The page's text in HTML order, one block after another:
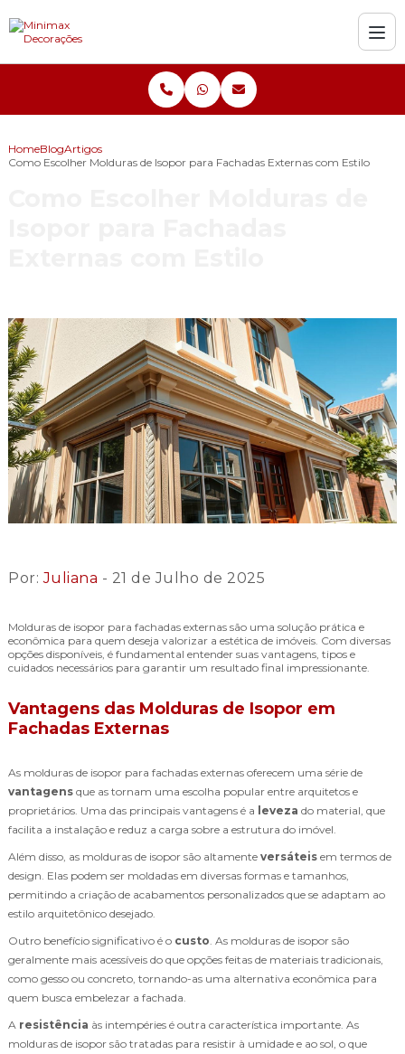
HomeBlogArtigos
Como Escolher Molduras de Isopor para Fachadas Externas com Estilo
Por:Juliana - 21 de Julho de 2025
Molduras de isopor para fachadas externas são uma solução prática e
econômica para quem deseja valorizar a estética de imóveis. Com diversas
opções disponíveis, é fundamental entender suas vantagens, tipos e
cuidados necessários para garantir um resultado final impressionante.
Vantagens das Molduras de Isopor em
Fachadas Externas
As molduras de isopor para fachadas externas oferecem uma série de
vantagens que as tornam uma escolha popular entre arquitetos e
proprietários. Uma das principais vantagens é a leveza do material, que
facilita a instalação e reduz a carga sobre a estrutura do imóvel.
Além disso, as molduras de isopor são altamente versáteis em termos de
design. Elas podem ser moldadas em diversas formas e tamanhos,
permitindo a criação de acabamentos personalizados que se adaptam ao
estilo arquitetônico desejado.
Outro benefício significativo é o custo . As molduras de isopor são
geralmente mais acessíveis do que opções feitas de materiais tradicionais,
como gesso ou concreto, tornando-as uma alternativa econômica para
quem busca embelezar a fachada.
A resistência às intempéries é outra característica importante. As
molduras de isopor são tratadas para resistir à umidade e ao sol, o que